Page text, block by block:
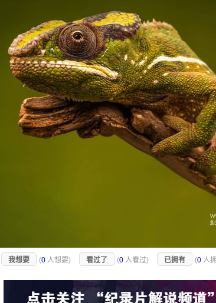
我想要 (0 人想要) 看过了 (0 人看过) 已拥有 (0 人